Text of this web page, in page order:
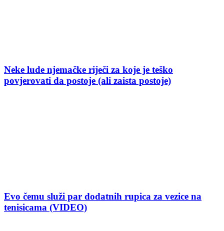
Neke lude njemačke riječi za koje je teško
povjerovati da postoje (ali zaista postoje)
Evo čemu služi par dodatnih rupica za vezice na
tenisicama (VIDEO)